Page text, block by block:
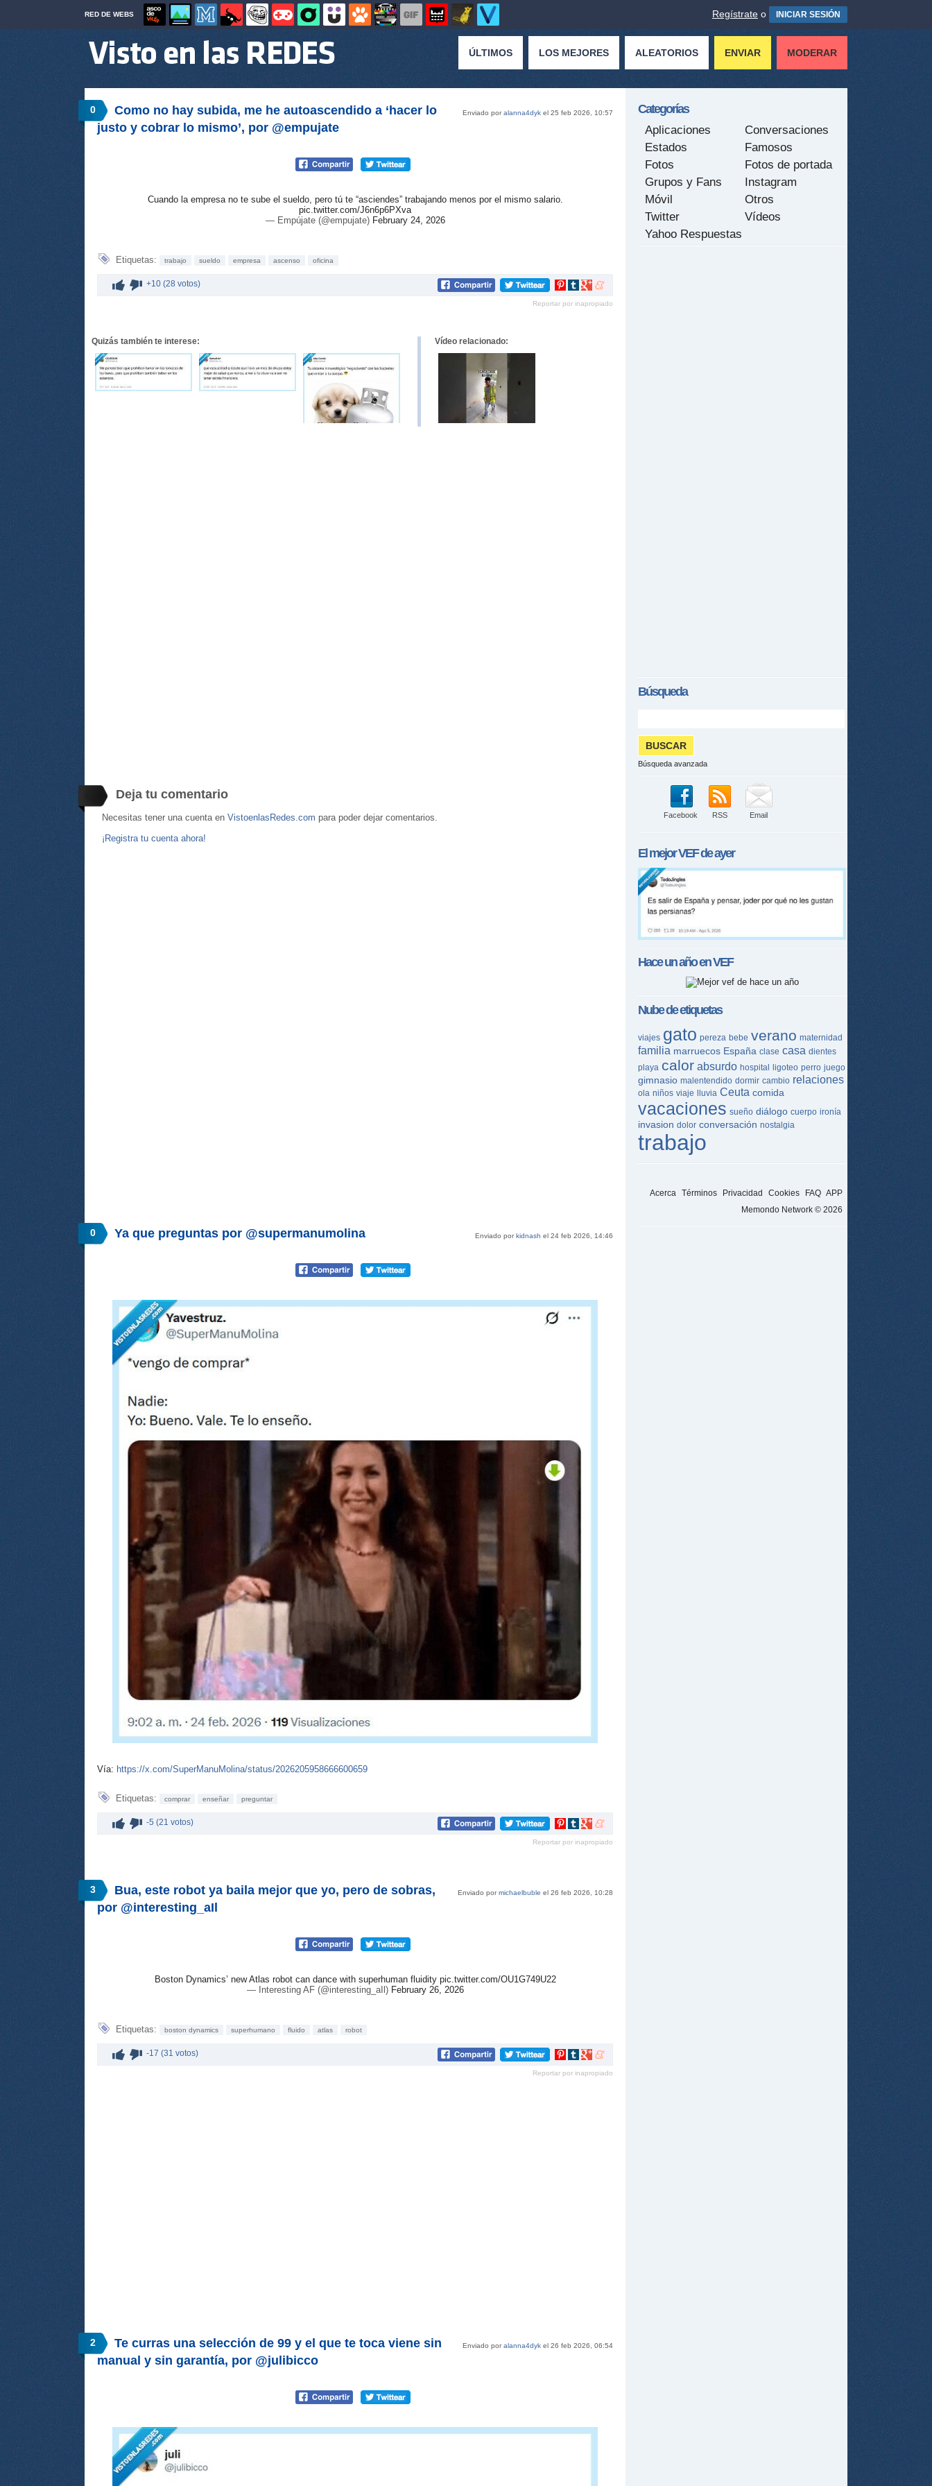
RED DE WEBS Regístrate o INICIAR SESIÓN
ÚLTIMOS LOS MEJORES ALEATORIOS ENVIAR MODERAR
0 Enviado poralanna4dyk el 25 feb 2026, 10:57
Como no hay subida, me he autoascendido a ‘hacer lo
justo y cobrar lo mismo’, por @empujate
Cuando la empresa no te sube el sueldo, pero tú te “asciendes” trabajando menos por el mismo salario.
pic.twitter.com/J6n6p6PXva
— Empújate (@empujate) February 24, 2026
Etiquetas: trabajo sueldo empresa ascenso oficina
+10 (28 votos)
Compartir
Pinterest
Compartir
tumblr
Compartir
Google+
Compartir
meneame
Reportar por inapropiado
Quizás también te interese: Vídeo relacionado:
Deja tu comentario
Necesitas tener una cuenta en VistoenlasRedes.com para poder dejar comentarios.
¡Registra tu cuenta ahora!
0 Enviado porkidnash el 24 feb 2026, 14:46
Ya que preguntas por @supermanumolina
Vía: https://x.com/SuperManuMolina/status/2026205958666600659
Etiquetas: comprar enseñar preguntar
-5 (21 votos)
Compartir
Pinterest
Compartir
tumblr
Compartir
Google+
Compartir
meneame
Reportar por inapropiado
3 Enviado pormichaelbuble el 26 feb 2026, 10:28
Bua, este robot ya baila mejor que yo, pero de sobras,
por @interesting_aIl
Boston Dynamics’ new Atlas robot can dance with superhuman fluidity pic.twitter.com/OU1G749U22
— Interesting AF (@interesting_aIl) February 26, 2026
Etiquetas: boston dynamics superhumano fluido atlas robot
-17 (31 votos)
Compartir
Pinterest
Compartir
tumblr
Compartir
Google+
Compartir
meneame
Reportar por inapropiado
2 Enviado poralanna4dyk el 26 feb 2026, 06:54
Te curras una selección de 99 y el que te toca viene sin
manual y sin garantía, por @julibicco
Categorías
Aplicaciones
Conversaciones
Estados
Famosos
Fotos
Fotos de portada
Grupos y Fans
Instagram
Móvil
Otros
Twitter
Vídeos
Yahoo Respuestas
Búsqueda
Búsqueda avanzada
Facebook RSS Email
El mejorVEFde ayer
Hace un año enVEF
Nube de etiquetas
viajes gato pereza bebe verano maternidad
familia marruecos España clase casa dientes
playa calor absurdo hospital ligoteo perro juego
gimnasio malentendido dormir cambio relaciones
ola niños viaje lluvia Ceuta comida
vacaciones sueño diálogo cuerpo ironía
invasion dolor conversación nostalgia
trabajo
Acerca Términos Privacidad Cookies FAQ APP
Memondo Network © 2026